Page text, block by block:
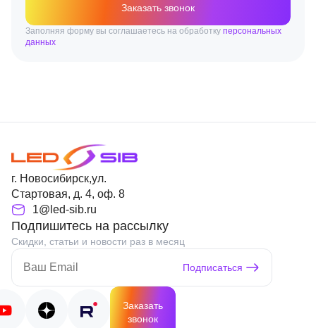
Заказать звонок
Заполняя форму вы соглашаетесь на обработку персональных
данных
г. Новосибирск,ул.
Стартовая, д. 4, оф. 8
1@led-sib.ru
Подпишитесь на рассылку
Скидки, статьи и новости раз в месяц
Подписаться
Заказать
звонок